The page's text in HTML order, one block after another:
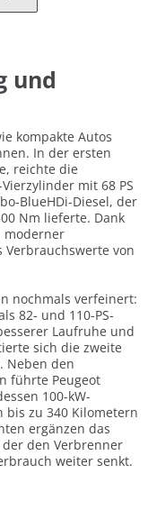
und
kompakte Autos
In der ersten
reichte die
mit 68 PS
BlueHDi-Diesel, der
Nm lieferte. Dank
moderner
von
nochmals verfeinert:
82- und 110-PS-
Laufruhe und
sich die zweite
Neben den
führte Peugeot
100-kW-
bis zu 340 Kilometern
ergänzen das
den Verbrenner
weiter senkt.